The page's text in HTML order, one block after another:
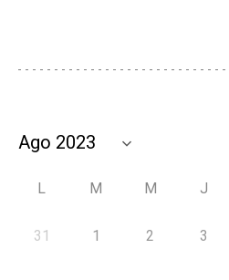
L M M J
31 1 2 3